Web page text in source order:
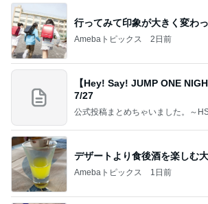
行ってみて印象が大きく変わ
Amebaトピックス 2日前
【Hey! Say! JUMP ONE
7/27
公式投稿まとめちゃいました。～
デザートより食後酒を楽しむ
Amebaトピックス 1日前